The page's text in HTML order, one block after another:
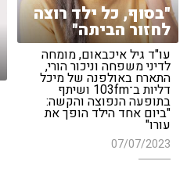
"בסוף, כל ילד רוצה
לחזור הביתה"
עו"ד גיל איכבאום, מומחה
לדיני משפחה וניכור הורי,
התארח באולפנה של מיכל
דליות ב־103fm ושיתף
בתופעה הנפוצה והקשה:
"ביום אחד הילד הופך את
עורו"
07/07/2023